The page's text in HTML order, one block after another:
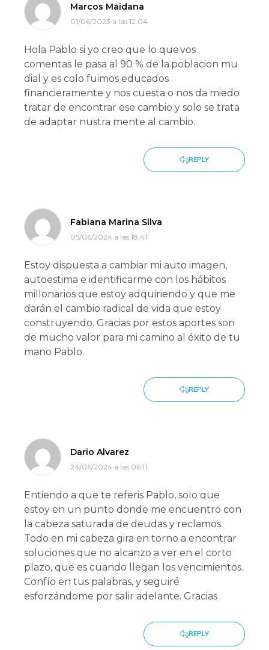
Marcos Maidana
01/06/2023 a las 12:04
Hola Pablo si yo creo que lo que.vos
comentas le pasa al 90 % de la.poblacion mu
dial y es colo fuimos educados
financieramente y nos cuesta o nos da miedo
tratar de encontrar ese cambio y solo se trata
de adaptar nustra mente al cambio.
REPLY
Fabiana Marina Silva
05/06/2024 a las 18:41
Estoy dispuesta a cambiar mi auto imagen,
autoestima e identificarme con los hábitos
millonarios que estoy adquiriendo y que me
darán el cambio radical de vida que estoy
construyendo. Gracias por estos aportes son
de mucho valor para mi camino al éxito de tu
mano Pablo.
REPLY
Dario Alvarez
24/06/2024 a las 06:11
Entiendo a que te referis Pablo, solo que
estoy en un punto donde me encuentro con
la cabeza saturada de deudas y reclamos.
Todo en mi cabeza gira en torno a encontrar
soluciones que no alcanzo a ver en el corto
plazo, que es cuando llegan los vencimientos.
Confío en tus palabras, y seguiré
esforzándome por salir adelante. Gracias
REPLY